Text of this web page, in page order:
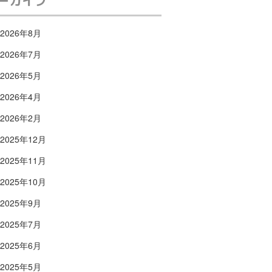
2026年8月
2026年7月
2026年5月
2026年4月
2026年2月
2025年12月
2025年11月
2025年10月
2025年9月
2025年7月
2025年6月
2025年5月